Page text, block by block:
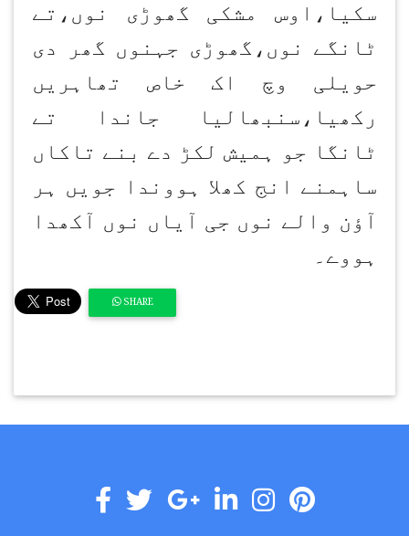
سکیا،اوس مشکی گھوڑی نوں،تے
ٹانگے نوں،گھوڑی جہنوں گھر دی
حویلی وچ اک خاص تھاہریں
رکھیا،سنبھالیا جاندا تے
ٹانگا جو ہمیش لکڑ دے بنے تاکاں
ساہمنے انج کھلا ہووندا جویں ہر
آؤن والے نوں جی آیاں نوں آکھدا
ہووے۔
SHARE